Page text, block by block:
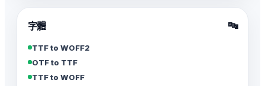
字體 🔤
TTF to WOFF2
OTF to TTF
TTF to WOFF